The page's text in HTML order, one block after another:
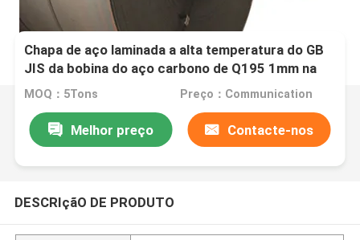
Chapa de aço laminada a alta temperatura do GB
JIS da bobina do aço carbono de Q195 1mm na
bobina
MOQ：5Tons Preço：Communication
Melhor preço Contacte-nos
DESCRIçãO DE PRODUTO